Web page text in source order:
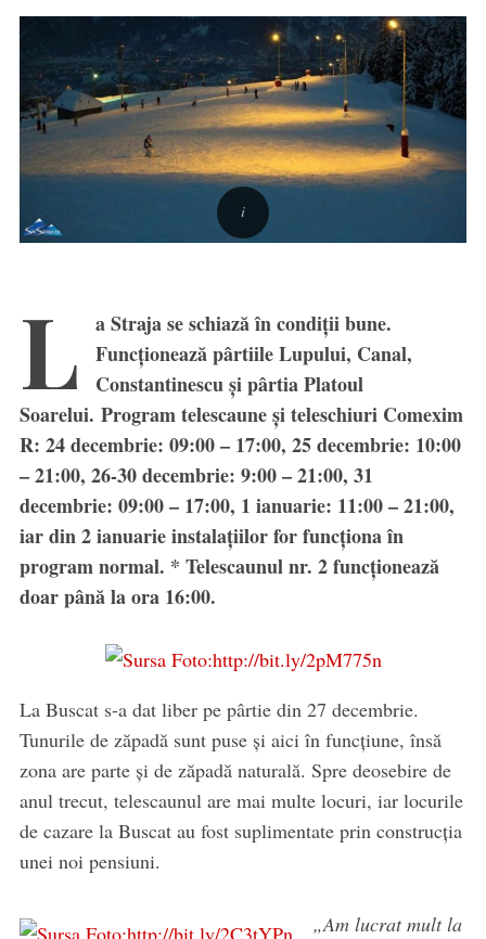
L
a Straja se schiază în condiții bune.
Funcționează pârtiile Lupului, Canal,
Constantinescu și pârtia Platoul
Soarelui. Program telescaune și teleschiuri Comexim
R: 24 decembrie: 09:00 – 17:00, 25 decembrie: 10:00
– 21:00, 26-30 decembrie: 9:00 – 21:00, 31
decembrie: 09:00 – 17:00, 1 ianuarie: 11:00 – 21:00,
iar din 2 ianuarie instalațiilor for funcționa în
program normal. * Telescaunul nr. 2 funcționează
doar până la ora 16:00.
La Buscat s-a dat liber pe pârtie din 27 decembrie.
Tunurile de zăpadă sunt puse și aici în funcțiune, însă
zona are parte și de zăpadă naturală. Spre deosebire de
anul trecut, telescaunul are mai multe locuri, iar locurile
de cazare la Buscat au fost suplimentate prin construcția
unei noi pensiuni.
„Am lucrat mult la